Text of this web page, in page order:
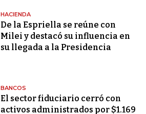
HACIENDA
De la Espriella se reúne con
Milei y destacó su influencia en
su llegada a la Presidencia
BANCOS
El sector fiduciario cerró con
activos administrados por $1.169